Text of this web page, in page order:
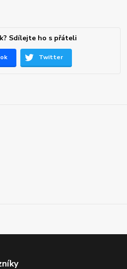
Sdílejte ho s přáteli
Twitter